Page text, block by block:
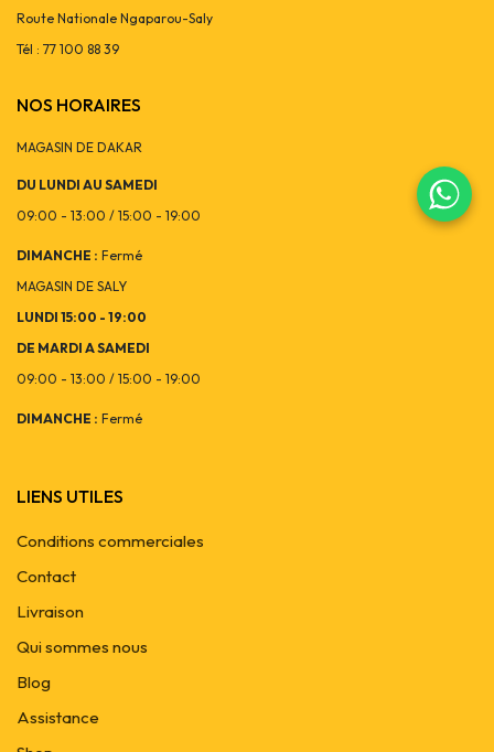
Route Nationale Ngaparou-Saly
Tél : 77 100 88 39
NOS HORAIRES
MAGASIN DE DAKAR
DU LUNDI AU SAMEDI
09:00 - 13:00 / 15:00 - 19:00
DIMANCHE : Fermé
MAGASIN DE SALY
LUNDI 15:00 - 19:00
DE MARDI A SAMEDI
09:00 - 13:00 / 15:00 - 19:00
DIMANCHE : Fermé
LIENS UTILES
Conditions commerciales
Contact
Livraison
Qui sommes nous
Blog
Assistance